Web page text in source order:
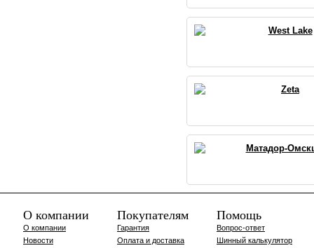
West Lake
Zeta
Матадор-
О компании
О компании
Новости
Покупателям
Гарантия
Оплата и доставка
Помощь
Вопрос-ответ
Шинный калькулятор